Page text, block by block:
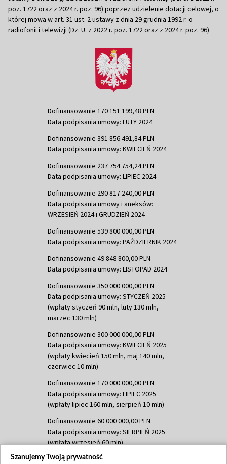
poz. 1722 oraz z 2024 r. poz. 96) poprzez udzielenie dotacji celowej, o
której mowa w art. 31 ust. 2 ustawy z dnia 29 grudnia 1992 r. o
radiofonii i telewizji (Dz. U. z 2022 r. poz. 1722 oraz z 2024 r. poz. 96)
Dofinansowanie 170 151 199,48 PLN
Data podpisania umowy: LUTY 2024
Dofinansowanie 391 856 491,84 PLN
Data podpisania umowy: KWIECIEŃ 2024
Dofinansowanie 237 754 754,24 PLN
Data podpisania umowy: LIPIEC 2024
Dofinansowanie 290 817 240,00 PLN
Data podpisania umowy i aneksów:
WRZESIEŃ 2024 i GRUDZIEŃ 2024
Dofinansowanie 539 800 000,00 PLN
Data podpisania umowy: PAŹDZIERNIK 2024
Dofinansowanie 49 848 800,00 PLN
Data podpisania umowy: LISTOPAD 2024
Dofinansowanie 350 000 000,00 PLN
Data podpisania umowy: STYCZEŃ 2025
(wpłaty styczeń 90 mln, luty 130 mln,
marzec 130 mln)
Dofinansowanie 300 000 000,00 PLN
Data podpisania umowy: KWIECIEŃ 2025
(wpłaty kwiecień 150 mln, maj 140 mln,
czerwiec 10 mln)
Dofinansowanie 170 000 000,00 PLN
Data podpisania umowy: LIPIEC 2025
(wpłaty lipiec 160 mln, sierpień 10 mln)
Dofinansowanie 60 000 000,00 PLN
Data podpisania umowy: SIERPIEŃ 2025
(wpłata wrzesień 60 mln)
Dofinansowanie 635 783 051,21 PLN
Szanujemy Twoją prywatność